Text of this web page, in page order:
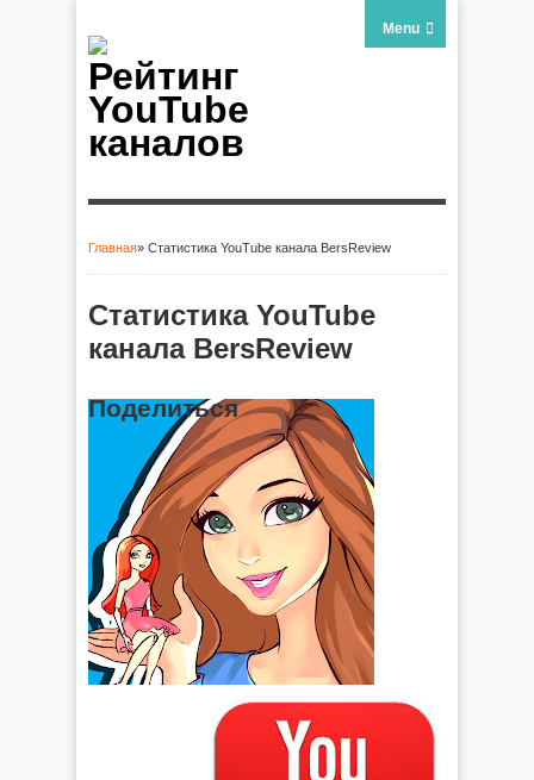
Рейтинг
YouTube
каналов
Menu
Главная» Статистика YouTube канала BersReview
Статистика YouTube
канала BersReview
Поделиться